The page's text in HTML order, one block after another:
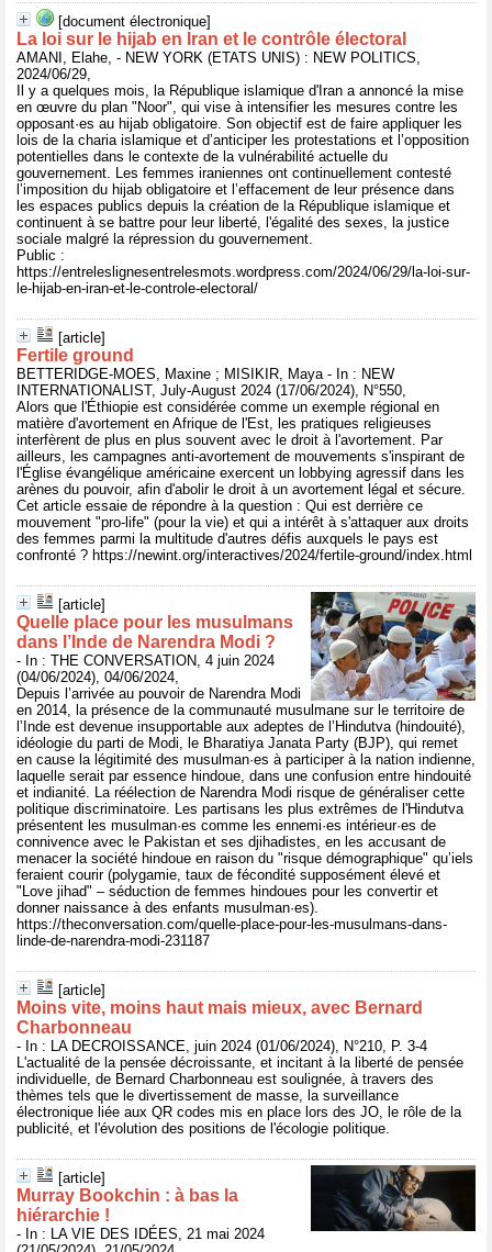
[document électronique]
La loi sur le hijab en Iran et le contrôle électoral
AMANI, Elahe, - NEW YORK (ETATS UNIS) : NEW POLITICS,
2024/06/29,
Il y a quelques mois, la République islamique d'Iran a annoncé la mise
en œuvre du plan "Noor", qui vise à intensifier les mesures contre les
opposant·es au hijab obligatoire. Son objectif est de faire appliquer les
lois de la charia islamique et d’anticiper les protestations et l’opposition
potentielles dans le contexte de la vulnérabilité actuelle du
gouvernement. Les femmes iraniennes ont continuellement contesté
l’imposition du hijab obligatoire et l’effacement de leur présence dans
les espaces publics depuis la création de la République islamique et
continuent à se battre pour leur liberté, l'égalité des sexes, la justice
sociale malgré la répression du gouvernement.
Public :
https://entreleslignesentrelesmots.wordpress.com/2024/06/29/la-loi-sur-
le-hijab-en-iran-et-le-controle-electoral/
[article]
Fertile ground
BETTERIDGE-MOES, Maxine ; MISIKIR, Maya - In : NEW
INTERNATIONALIST, July-August 2024 (17/06/2024), N°550,
Alors que l'Éthiopie est considérée comme un exemple régional en
matière d'avortement en Afrique de l'Est, les pratiques religieuses
interfèrent de plus en plus souvent avec le droit à l'avortement. Par
ailleurs, les campagnes anti-avortement de mouvements s'inspirant de
l'Église évangélique américaine exercent un lobbying agressif dans les
arènes du pouvoir, afin d'abolir le droit à un avortement légal et sécure.
Cet article essaie de répondre à la question : Qui est derrière ce
mouvement "pro-life" (pour la vie) et qui a intérêt à s'attaquer aux droits
des femmes parmi la multitude d'autres défis auxquels le pays est
confronté ? https://newint.org/interactives/2024/fertile-ground/index.html
[article]
Quelle place pour les musulmans
dans l’Inde de Narendra Modi ?
- In : THE CONVERSATION, 4 juin 2024
(04/06/2024), 04/06/2024,
Depuis l’arrivée au pouvoir de Narendra Modi
en 2014, la présence de la communauté musulmane sur le territoire de
l’Inde est devenue insupportable aux adeptes de l’Hindutva (hindouité),
idéologie du parti de Modi, le Bharatiya Janata Party (BJP), qui remet
en cause la légitimité des musulman·es à participer à la nation indienne,
laquelle serait par essence hindoue, dans une confusion entre hindouité
et indianité. La réélection de Narendra Modi risque de généraliser cette
politique discriminatoire. Les partisans les plus extrêmes de l'Hindutva
présentent les musulman·es comme les ennemi·es intérieur·es de
connivence avec le Pakistan et ses djihadistes, en les accusant de
menacer la société hindoue en raison du "risque démographique" qu’iels
feraient courir (polygamie, taux de fécondité supposément élevé et
"Love jihad" – séduction de femmes hindoues pour les convertir et
donner naissance à des enfants musulman·es).
https://theconversation.com/quelle-place-pour-les-musulmans-dans-
linde-de-narendra-modi-231187
[article]
Moins vite, moins haut mais mieux, avec Bernard
Charbonneau
- In : LA DECROISSANCE, juin 2024 (01/06/2024), N°210, P. 3-4
L'actualité de la pensée décroissante, et incitant à la liberté de pensée
individuelle, de Bernard Charbonneau est soulignée, à travers des
thèmes tels que le divertissement de masse, la surveillance
électronique liée aux QR codes mis en place lors des JO, le rôle de la
publicité, et l'évolution des positions de l'écologie politique.
[article]
Murray Bookchin : à bas la
hiérarchie !
- In : LA VIE DES IDÉES, 21 mai 2024